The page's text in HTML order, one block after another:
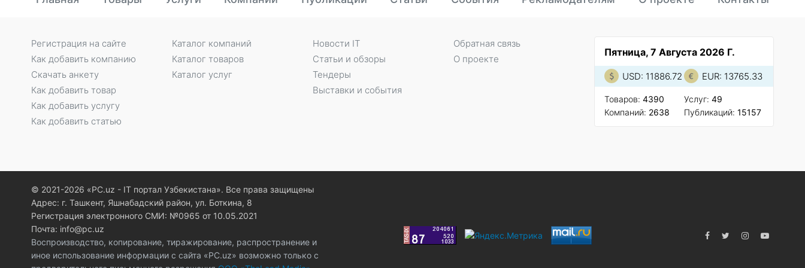
Пятница, 7 Августа 2026 Г.
USD: 11886.72 EUR: 13765.33
Товаров: 4390
Компаний: 2638
Услуг: 49
Публикаций: 15157
Регистрация на сайте
Как добавить компанию
Скачать анкету
Как добавить товар
Как добавить услугу
Как добавить статью
Каталог компаний
Каталог товаров
Каталог услуг
Новости IT
Статьи и обзоры
Тендеры
Выставки и события
Обратная связь
О проекте
© 2021-2026 «PC.uz - IT портал Узбекистана». Все права защищены
Адрес: г. Ташкент, Яшнабадский район, ул. Боткина, 8
Регистрация электронного СМИ: №0965 от 10.05.2021
Почта: info@pc.uz
Воспроизводство, копирование, тиражирование, распространение и
иное использование информации с сайта «PC.uz» возможно только с